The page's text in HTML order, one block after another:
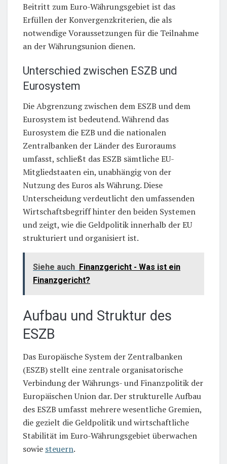
Beitritt zum Euro-Währungsgebiet ist das
Erfüllen der Konvergenzkriterien, die als
notwendige Voraussetzungen für die Teilnahme
an der Währungsunion dienen.
Unterschied zwischen ESZB und
Eurosystem
Die Abgrenzung zwischen dem ESZB und dem
Eurosystem ist bedeutend. Während das
Eurosystem die EZB und die nationalen
Zentralbanken der Länder des Euroraums
umfasst, schließt das ESZB sämtliche EU-
Mitgliedstaaten ein, unabhängig von der
Nutzung des Euros als Währung. Diese
Unterscheidung verdeutlicht den umfassenden
Wirtschaftsbegriff hinter den beiden Systemen
und zeigt, wie die Geldpolitik innerhalb der EU
strukturiert und organisiert ist.
Siehe auch Finanzgericht - Was ist ein
Finanzgericht?
Aufbau und Struktur des
ESZB
Das Europäische System der Zentralbanken
(ESZB) stellt eine zentrale organisatorische
Verbindung der Währungs- und Finanzpolitik der
Europäischen Union dar. Der strukturelle Aufbau
des ESZB umfasst mehrere wesentliche Gremien,
die gezielt die Geldpolitik und wirtschaftliche
Stabilität im Euro-Währungsgebiet überwachen
sowie steuern.